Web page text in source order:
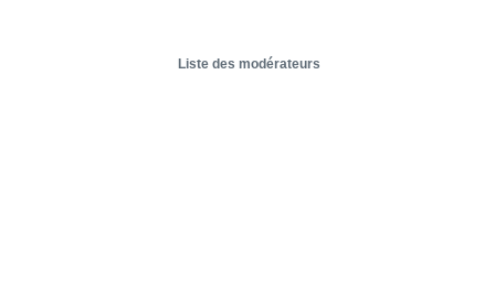
Liste des modérateurs